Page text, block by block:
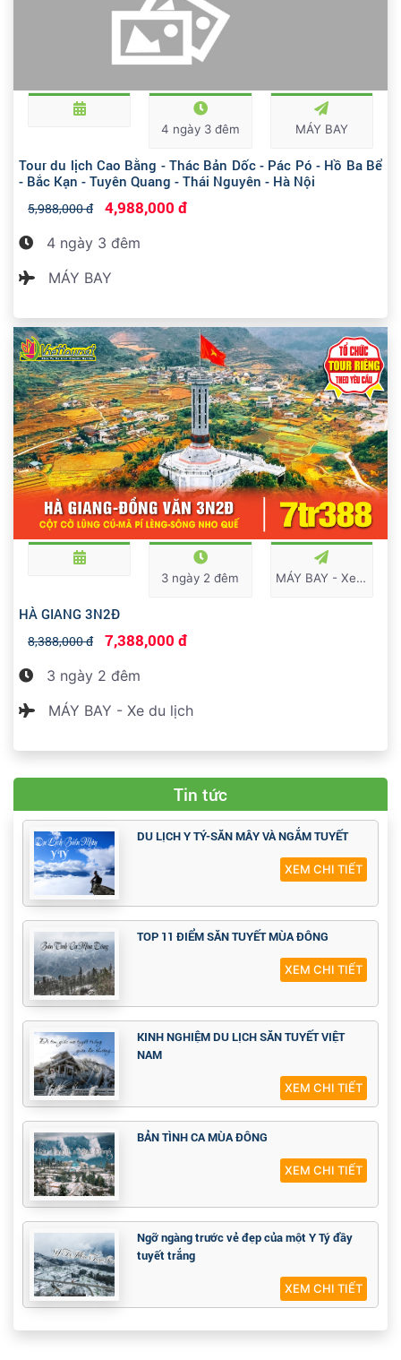
4 ngày 3 đêm MÁY BAY
Tour du lịch Cao Bằng - Thác Bản Dốc - Pác Pó - Hồ Ba Bể
- Bắc Kạn - Tuyên Quang - Thái Nguyên - Hà Nội
5,988,000 đ 4,988,000 đ
4 ngày 3 đêm
MÁY BAY
3 ngày 2 đêm MÁY BAY - Xe du lịch
HÀ GIANG 3N2Đ
8,388,000 đ 7,388,000 đ
3 ngày 2 đêm
MÁY BAY - Xe du lịch
Tin tức
DU LỊCH Y TÝ-SĂN MÂY VÀ NGẮM TUYẾT
XEM CHI TIẾT
TOP 11 ĐIỂM SĂN TUYẾT MÙA ĐÔNG
XEM CHI TIẾT
KINH NGHIỆM DU LỊCH SĂN TUYẾT VIỆT
NAM
XEM CHI TIẾT
BẢN TÌNH CA MÙA ĐÔNG
XEM CHI TIẾT
Ngỡ ngàng trước vẻ đẹp của một Y Tý đầy
tuyết trắng
XEM CHI TIẾT